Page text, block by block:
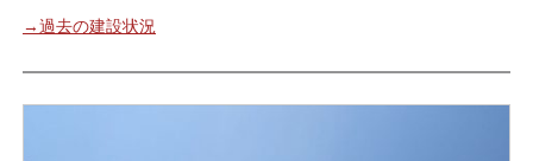
→過去の建設状況